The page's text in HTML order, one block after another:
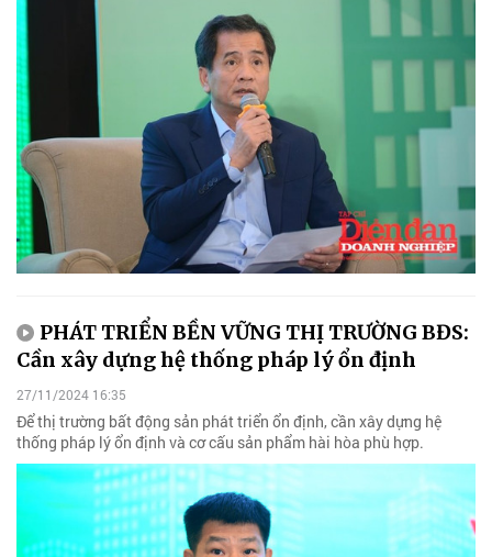
PHÁT TRIỂN BỀN VỮNG THỊ TRƯỜNG BĐS:
Cần xây dựng hệ thống pháp lý ổn định
27/11/2024 16:35
Để thị trường bất động sản phát triển ổn định, cần xây dựng hệ
thống pháp lý ổn định và cơ cấu sản phẩm hài hòa phù hợp.